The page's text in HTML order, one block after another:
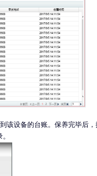
该设备的台账。保养完毕后，